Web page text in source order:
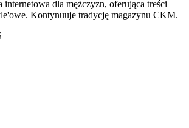
dla mężczyzn, oferująca treści
Kontynuuje tradycję magazynu CKM.